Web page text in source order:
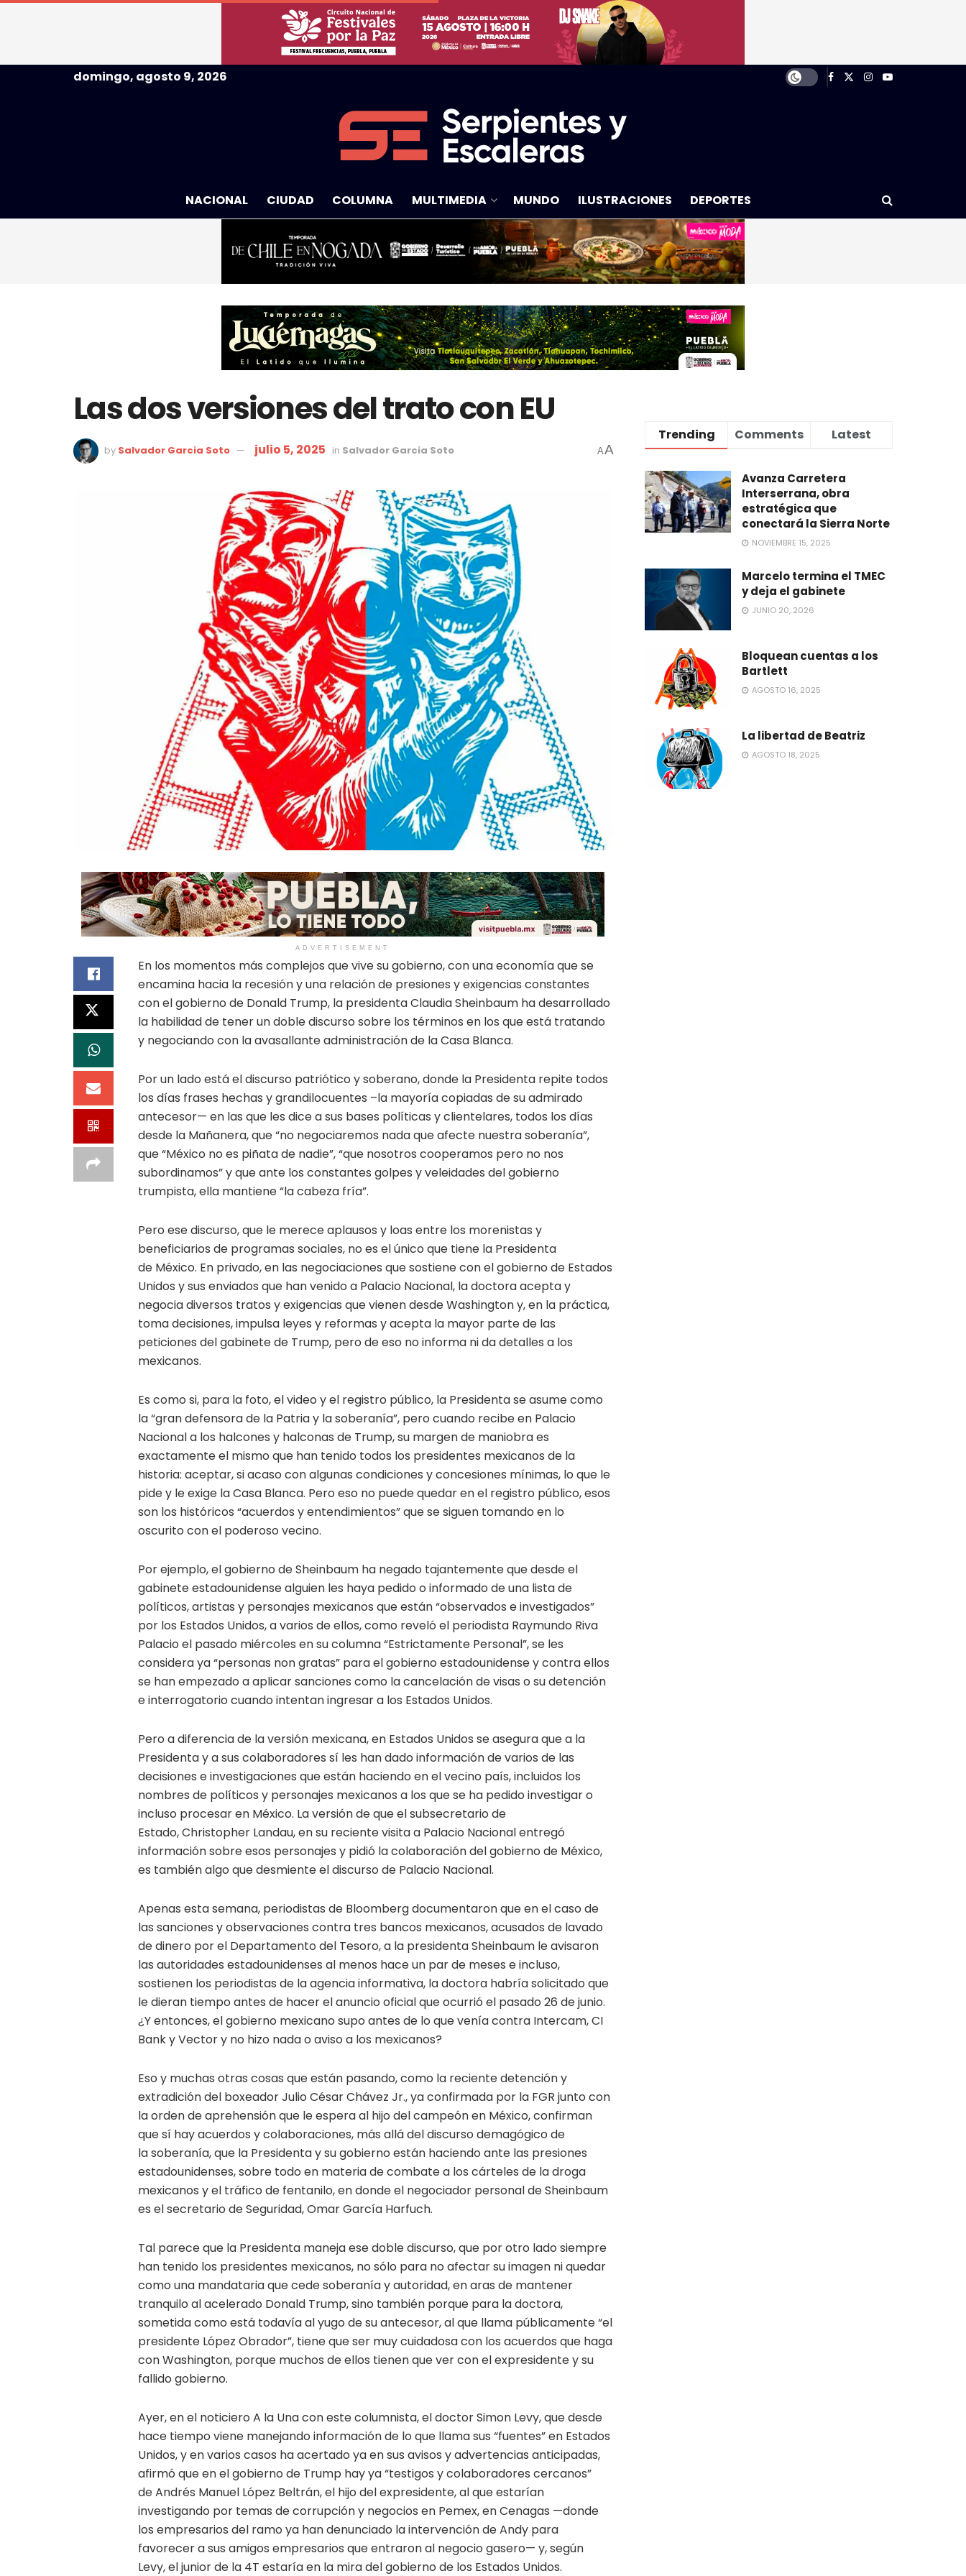
domingo, agosto 9, 2026
NACIONAL CIUDAD COLUMNA MULTIMEDIA MUNDO ILUSTRACIONES DEPORTES
Las dos versiones del trato con EU
by Salvador Garcia Soto julio 5, 2025 in Salvador Garcia Soto AA
ADVERTISEMENT
En los momentos más complejos que vive su gobierno, con una economía que se
encamina hacia la recesión y una relación de presiones y exigencias constantes
con el gobierno de Donald Trump, la presidenta Claudia Sheinbaum ha desarrollado
la habilidad de tener un doble discurso sobre los términos en los que está tratando
y negociando con la avasallante administración de la Casa Blanca.
Por un lado está el discurso patriótico y soberano, donde la Presidenta repite todos
los días frases hechas y grandilocuentes –la mayoría copiadas de su admirado
antecesor— en las que les dice a sus bases políticas y clientelares, todos los días
desde la Mañanera, que “no negociaremos nada que afecte nuestra soberanía”,
que “México no es piñata de nadie”, “que nosotros cooperamos pero no nos
subordinamos” y que ante los constantes golpes y veleidades del gobierno
trumpista, ella mantiene “la cabeza fría”.
Pero ese discurso, que le merece aplausos y loas entre los morenistas y
beneficiarios de programas sociales, no es el único que tiene la Presidenta
de México. En privado, en las negociaciones que sostiene con el gobierno de Estados
Unidos y sus enviados que han venido a Palacio Nacional, la doctora acepta y
negocia diversos tratos y exigencias que vienen desde Washington y, en la práctica,
toma decisiones, impulsa leyes y reformas y acepta la mayor parte de las
peticiones del gabinete de Trump, pero de eso no informa ni da detalles a los
mexicanos.
Es como si, para la foto, el video y el registro público, la Presidenta se asume como
la “gran defensora de la Patria y la soberanía”, pero cuando recibe en Palacio
Nacional a los halcones y halconas de Trump, su margen de maniobra es
exactamente el mismo que han tenido todos los presidentes mexicanos de la
historia: aceptar, si acaso con algunas condiciones y concesiones mínimas, lo que le
pide y le exige la Casa Blanca. Pero eso no puede quedar en el registro público, esos
son los históricos “acuerdos y entendimientos” que se siguen tomando en lo
oscurito con el poderoso vecino.
Por ejemplo, el gobierno de Sheinbaum ha negado tajantemente que desde el
gabinete estadounidense alguien les haya pedido o informado de una lista de
políticos, artistas y personajes mexicanos que están “observados e investigados”
por los Estados Unidos, a varios de ellos, como reveló el periodista Raymundo Riva
Palacio el pasado miércoles en su columna “Estrictamente Personal”, se les
considera ya “personas non gratas” para el gobierno estadounidense y contra ellos
se han empezado a aplicar sanciones como la cancelación de visas o su detención
e interrogatorio cuando intentan ingresar a los Estados Unidos.
Pero a diferencia de la versión mexicana, en Estados Unidos se asegura que a la
Presidenta y a sus colaboradores sí les han dado información de varios de las
decisiones e investigaciones que están haciendo en el vecino país, incluidos los
nombres de políticos y personajes mexicanos a los que se ha pedido investigar o
incluso procesar en México. La versión de que el subsecretario de
Estado, Christopher Landau, en su reciente visita a Palacio Nacional entregó
información sobre esos personajes y pidió la colaboración del gobierno de México,
es también algo que desmiente el discurso de Palacio Nacional.
Apenas esta semana, periodistas de Bloomberg documentaron que en el caso de
las sanciones y observaciones contra tres bancos mexicanos, acusados de lavado
de dinero por el Departamento del Tesoro, a la presidenta Sheinbaum le avisaron
las autoridades estadounidenses al menos hace un par de meses e incluso,
sostienen los periodistas de la agencia informativa, la doctora habría solicitado que
le dieran tiempo antes de hacer el anuncio oficial que ocurrió el pasado 26 de junio.
¿Y entonces, el gobierno mexicano supo antes de lo que venía contra Intercam, CI
Bank y Vector y no hizo nada o aviso a los mexicanos?
Eso y muchas otras cosas que están pasando, como la reciente detención y
extradición del boxeador Julio César Chávez Jr., ya confirmada por la FGR junto con
la orden de aprehensión que le espera al hijo del campeón en México, confirman
que sí hay acuerdos y colaboraciones, más allá del discurso demagógico de
la soberanía, que la Presidenta y su gobierno están haciendo ante las presiones
estadounidenses, sobre todo en materia de combate a los cárteles de la droga
mexicanos y el tráfico de fentanilo, en donde el negociador personal de Sheinbaum
es el secretario de Seguridad, Omar García Harfuch.
Tal parece que la Presidenta maneja ese doble discurso, que por otro lado siempre
han tenido los presidentes mexicanos, no sólo para no afectar su imagen ni quedar
como una mandataria que cede soberanía y autoridad, en aras de mantener
tranquilo al acelerado Donald Trump, sino también porque para la doctora,
sometida como está todavía al yugo de su antecesor, al que llama públicamente “el
presidente López Obrador”, tiene que ser muy cuidadosa con los acuerdos que haga
con Washington, porque muchos de ellos tienen que ver con el expresidente y su
fallido gobierno.
Ayer, en el noticiero A la Una con este columnista, el doctor Simon Levy, que desde
hace tiempo viene manejando información de lo que llama sus “fuentes” en Estados
Unidos, y en varios casos ha acertado ya en sus avisos y advertencias anticipadas,
afirmó que en el gobierno de Trump hay ya “testigos y colaboradores cercanos”
de Andrés Manuel López Beltrán, el hijo del expresidente, al que estarían
investigando por temas de corrupción y negocios en Pemex, en Cenagas —donde
los empresarios del ramo ya han denunciado la intervención de Andy para
favorecer a sus amigos empresarios que entraron al negocio gasero— y, según
Levy, el junior de la 4T estaría en la mira del gobierno de los Estados Unidos.
Trending Comments Latest
Avanza Carretera
Interserrana, obra
estratégica que
conectará la Sierra Norte
NOVIEMBRE 15, 2025
Marcelo termina el TMEC
y deja el gabinete
JUNIO 20, 2026
Bloquean cuentas a los
Bartlett
AGOSTO 16, 2025
La libertad de Beatriz
AGOSTO 18, 2025